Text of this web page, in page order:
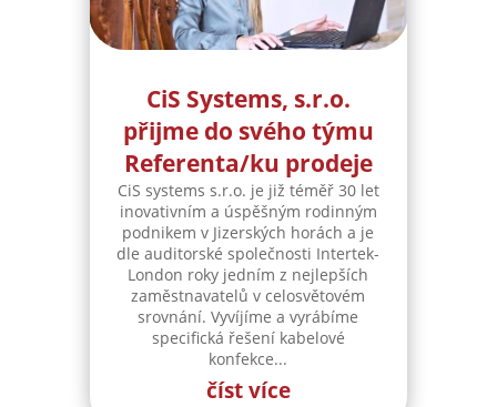
CiS Systems, s.r.o.
přijme do svého týmu
Referenta/ku prodeje
CiS systems s.r.o. je již téměř 30 let
inovativním a úspěšným rodinným
podnikem v Jizerských horách a je
dle auditorské společnosti Intertek-
London roky jedním z nejlepších
zaměstnavatelů v celosvětovém
srovnání. Vyvíjíme a vyrábíme
specifická řešení kabelové
konfekce...
číst více